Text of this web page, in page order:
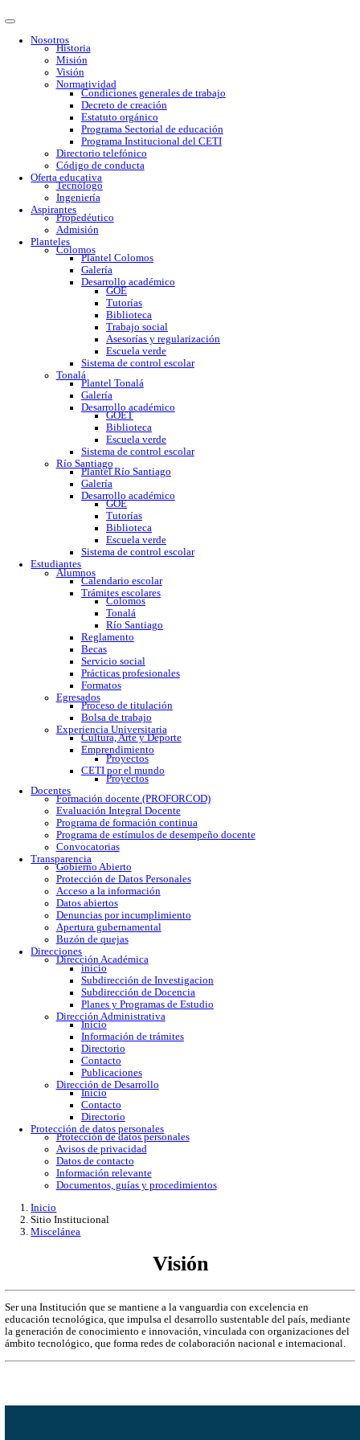
Nosotros
Historia
Misión
Visión
Normatividad
Condiciones generales de trabajo
Decreto de creación
Estatuto orgánico
Programa Sectorial de educación
Programa Institucional del CETI
Directorio telefónico
Código de conducta
Oferta educativa
Tecnólogo
Ingeniería
Aspirantes
Propedéutico
Admisión
Colomos
Plantel Colomos
Galería
Desarrollo académico
GOE
Tutorías
Trabajo social
Asesorías y regularización
Escuela verde
Sistema de control escolar
Tonalá
Plantel Tonalá
Galería
Desarrollo académico
GOET
Biblioteca
Escuela verde
Río Santiago
Plantel Río Santiago
Galería
Desarrollo académico
GOE
Tutorías
Biblioteca
Escuela verde
Sistema de control escolar
Estudiantes
Alumnos
Calendario escolar
Trámites escolares
Colomos
Tonalá
Río Santiago
Reglamento
Becas
Servicio social
Prácticas profesionales
Egresados
Proceso de titulación
Bolsa de trabajo
Experiencia Universitaria
Cultura, Arte y Deporte
Emprendimiento
CETI por el mundo
Proyectos
Docentes
Formación docente (PROFORCOD)
Evaluación Integral Docente
Programa de formación continua
Programa de estímulos de desempeño docente
Convocatorias
Transparencia
Gobierno Abierto
Protección de Datos Personales
Acceso a la información
Datos abiertos
Denuncias por incumplimiento
Apertura gubernamental
Buzón de quejas
Direcciones
Subdirección de Investigacion
Planes y Programas de Estudio
Dirección Administrativa
Directorio
Contacto
Publicaciones
Inicio